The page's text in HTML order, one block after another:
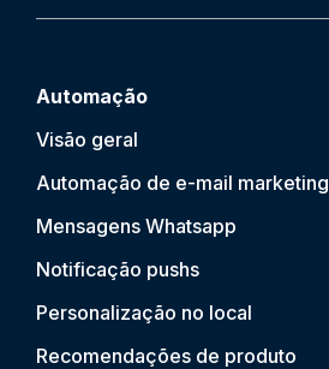
Automação
Visão geral
Automação de e-mail marketing
Mensagens Whatsapp
Notificação pushs
Personalização no local
Recomendações de produto